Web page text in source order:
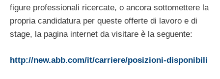
figure professionali ricercate, o ancora sottomettere la
propria candidatura per queste offerte di lavoro e di
stage, la pagina internet da visitare è la seguente:
http://new.abb.com/it/carriere/posizioni-disponibili